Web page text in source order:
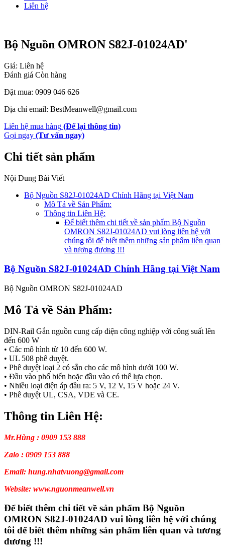
Liên hệ
Bộ Nguồn OMRON S82J-01024AD'
Giá: Liên hệ
Đánh giá Còn hàng
Đặt mua: 0909 046 626
Địa chỉ email: BestMeanwell@gmail.com
Liên hệ mua hàng (Để lại thông tin)
Gọi ngay (Tư vấn ngay)
Chi tiết sản phẩm
Nội Dung Bài Viết
Bộ Nguồn S82J-01024AD Chính Hãng tại Việt Nam
Mô Tả về Sản Phẩm:
Thông tin Liên Hệ:
Để biết thêm chi tiết về sản phẩm Bộ Nguồn
OMRON S82J-01024AD vui lòng liên hệ với
chúng tôi để biết thêm những sản phẩm liên quan
và tương đương !!!
Bộ Nguồn S82J-01024AD Chính Hãng tại Việt Nam
Bộ Nguồn OMRON S82J-01024AD
Mô Tả về Sản Phẩm:
DIN-Rail Gắn nguồn cung cấp điện công nghiệp với công suất lên
đến 600 W
• Các mô hình từ 10 đến 600 W.
• UL 508 phê duyệt.
• Phê duyệt loại 2 có sẵn cho các mô hình dưới 100 W.
• Đầu vào phổ biến hoặc đầu vào có thể lựa chọn.
• Nhiều loại điện áp đầu ra: 5 V, 12 V, 15 V hoặc 24 V.
• Phê duyệt UL, CSA, VDE và CE.
Thông tin Liên Hệ:
Mr.Hùng : 0909 153 888
Zalo : 0909 153 888
Email: hung.nhatvuong@gmail.com
Website: www.nguonmeanwell.vn
Để biết thêm chi tiết về sản phẩm Bộ Nguồn
OMRON S82J-01024AD vui lòng liên hệ với chúng
tôi để biết thêm những sản phẩm liên quan và tương
đương !!!